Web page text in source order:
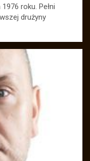
roku. Pełni
drużyny